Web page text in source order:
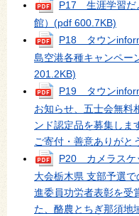
P17 生涯学習だ
館） (pdf 600.7KB)
P18 タウン
島空港各種キャンペー
201.2KB)
P19 タウン
お知らせ、五士会無料
ンド認定品を募集しま
ご寄付・善意ありがと
P20 カメラスケ
大会栃木県 支部予選
進委員功労者表彰を受
た、酪農とちぎ那須地